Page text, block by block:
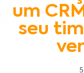
um
seu